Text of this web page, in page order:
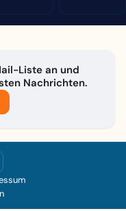
Liste an und
Nachrichten.